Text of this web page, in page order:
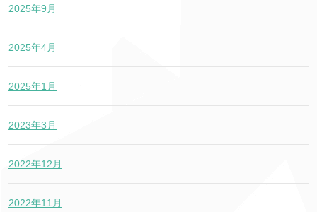
2025年9月
2025年4月
2025年1月
2023年3月
2022年12月
2022年11月